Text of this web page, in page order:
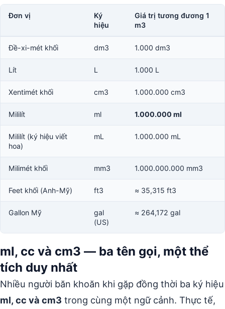
Đơn vị
Ký
hiệu
Giá trị tương đương 1
m3
Đề-xi-mét khối dm3 1.000 dm3
Lít L 1.000 L
Xentimét khối cm3 1.000.000 cm3
Mililít ml 1.000.000 ml
Mililít (ký hiệu viết
hoa)
mL 1.000.000 mL
Milimét khối mm3 1.000.000.000 mm3
Feet khối (Anh-Mỹ) ft3 ≈ 35,315 ft3
Gallon Mỹ
gal
(US)
≈ 264,172 gal
ml, cc và cm3 — ba tên gọi, một thể
tích duy nhất
Nhiều người băn khoăn khi gặp đồng thời ba ký hiệu
ml, cc và cm3 trong cùng một ngữ cảnh. Thực tế,